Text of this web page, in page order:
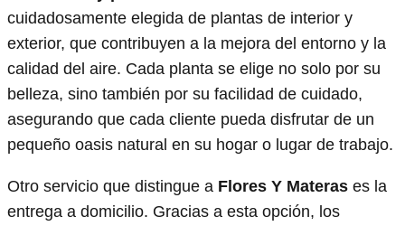
cuidadosamente elegida de plantas de interior y
exterior, que contribuyen a la mejora del entorno y la
calidad del aire. Cada planta se elige no solo por su
belleza, sino también por su facilidad de cuidado,
asegurando que cada cliente pueda disfrutar de un
pequeño oasis natural en su hogar o lugar de trabajo.
Otro servicio que distingue a Flores Y Materas es la
entrega a domicilio. Gracias a esta opción, los